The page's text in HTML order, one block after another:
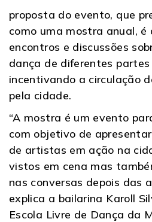
proposta do evento, que
como uma mostra anual, é
encontros e discussões
dança de diferentes partes
incentivando a circulação
pela cidade.
“A mostra é um evento
com objetivo de
de artistas em ação na
vistos em cena mas
nas conversas depois das
explica a bailarina Karoll
Escola Livre de Dança da